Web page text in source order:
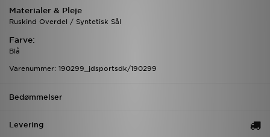
Materialer & Pleje
Ruskind Overdel / Syntetisk Sål
Farve:
Blå
Varenummer: 190299_jdsportsdk/190299
Bedømmelser
Levering